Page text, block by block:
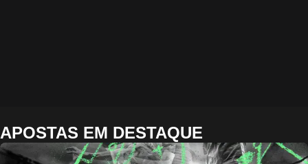
APOSTAS EM DESTAQUE